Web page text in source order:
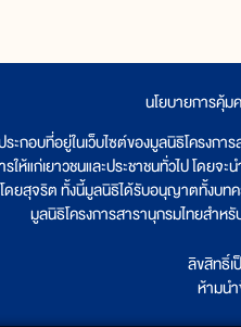
นโยบายการคุ้
ะกอบที่อยู่ในเว็บไซต์ของมูลนิธิโครงก
ให้แก่เยาวชนและประชาชนทั่วไป โดย
ดยสุจริต ทั้งนี้มูลนิธิได้รับอนุญาตทั้งบทค
มูลนิธิโครงการสารานุกรมไทยสำห
ลิขสิทธิ์เ
ห้ามน